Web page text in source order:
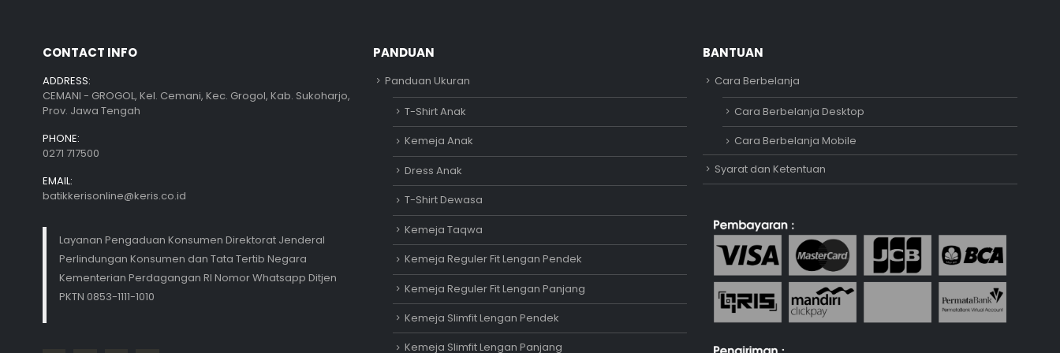
CONTACT INFO
ADDRESS:
CEMANI - GROGOL, Kel. Cemani, Kec. Grogol, Kab. Sukoharjo,
Prov. Jawa Tengah
PHONE:
0271 717500
EMAIL:
batikkerisonline@keris.co.id
Layanan Pengaduan Konsumen Direktorat Jenderal
Perlindungan Konsumen dan Tata Tertib Negara
Kementerian Perdagangan RI Nomor Whatsapp Ditjen
PKTN 0853-1111-1010
PANDUAN
Panduan Ukuran
T-Shirt Anak
Kemeja Anak
Dress Anak
T-Shirt Dewasa
Kemeja Taqwa
Kemeja Reguler Fit Lengan Pendek
Kemeja Reguler Fit Lengan Panjang
Kemeja Slimfit Lengan Pendek
Kemeja Slimfit Lengan Panjang
BANTUAN
Cara Berbelanja
Cara Berbelanja Desktop
Cara Berbelanja Mobile
Syarat dan Ketentuan
Adipati
Online